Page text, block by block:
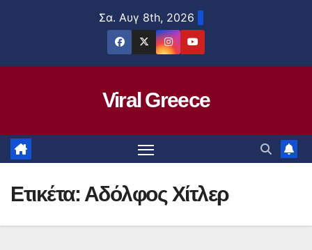
Σα. Αυγ 8th, 2026
Viral Greece
Ετικέτα: Αδόλφος Χίτλερ